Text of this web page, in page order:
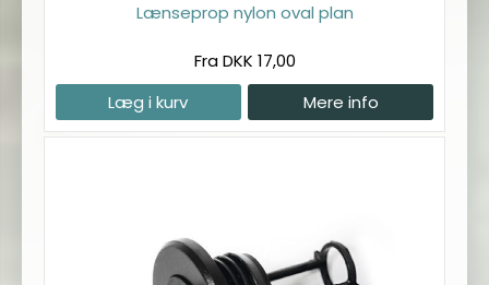
Lænseprop nylon oval plan
Fra DKK 17,00
Læg i kurv
Mere info